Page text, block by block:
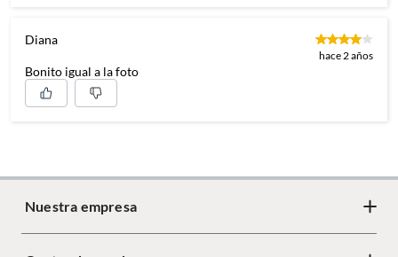
Diana
hace 2 años
Bonito igual a la foto
Nuestra empresa